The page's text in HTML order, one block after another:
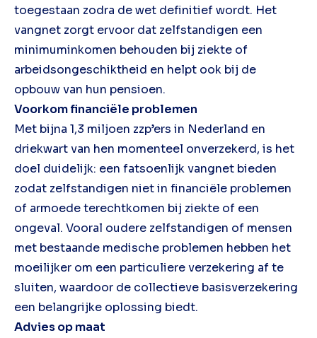
toegestaan zodra de wet definitief wordt. Het
vangnet zorgt ervoor dat zelfstandigen een
minimuminkomen behouden bij ziekte of
arbeidsongeschiktheid en helpt ook bij de
opbouw van hun pensioen.
Voorkom financiële problemen
Met bijna 1,3 miljoen zzp’ers in Nederland en
driekwart van hen momenteel onverzekerd, is het
doel duidelijk: een fatsoenlijk vangnet bieden
zodat zelfstandigen niet in financiële problemen
of armoede terechtkomen bij ziekte of een
ongeval. Vooral oudere zelfstandigen of mensen
met bestaande medische problemen hebben het
moeilijker om een particuliere verzekering af te
sluiten, waardoor de collectieve basisverzekering
een belangrijke oplossing biedt.
Advies op maat